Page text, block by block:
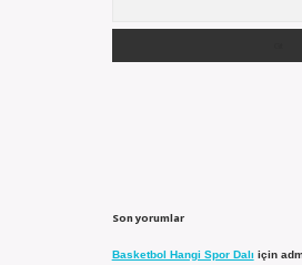
Son yorumlar
Basketbol Hangi Spor Dalı için